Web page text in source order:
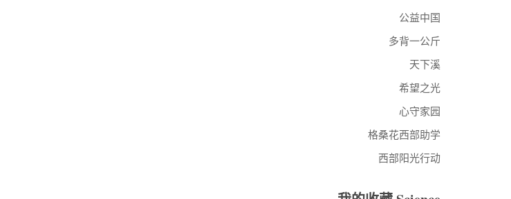
公益中国
多背一公斤
天下溪
希望之光
心守家园
格桑花西部助学
西部阳光行动